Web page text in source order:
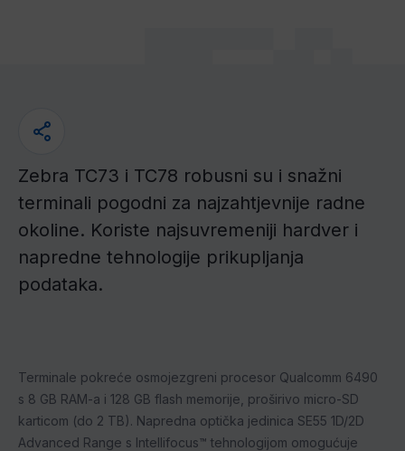
Zebra TC73 i TC78 robusni su i snažni
terminali pogodni za najzahtjevnije radne
okoline. Koriste najsuvremeniji hardver i
napredne tehnologije prikupljanja
podataka.
Terminale pokreće osmojezgreni procesor Qualcomm 6490
s 8 GB RAM-a i 128 GB flash memorije, proširivo micro-SD
karticom (do 2 TB). Napredna optička jedinica SE55 1D/2D
Advanced Range s Intellifocus™ tehnologijom omogućuje